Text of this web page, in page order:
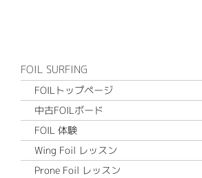
FOIL SURFING
FOILトップページ
中古FOILボード
FOIL 体験
Wing Foil レッスン
Prone Foil レッスン